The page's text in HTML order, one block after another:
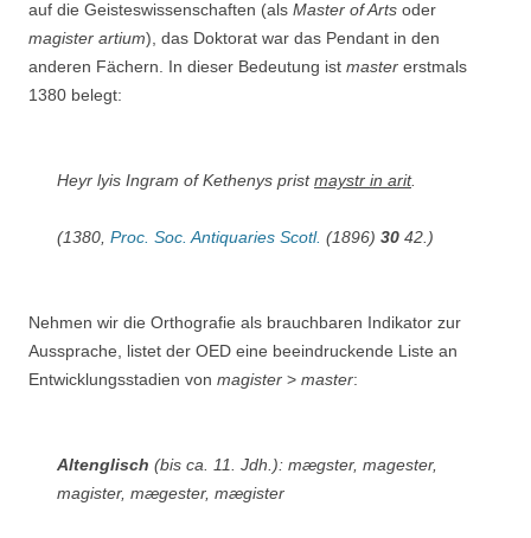
auf die Geisteswissenschaften (als Master of Arts oder
magister artium), das Doktorat war das Pendant in den
anderen Fächern. In dieser Bedeutung ist master erstmals
1380 belegt:
Heyr lyis Ingram of Kethenys pristmaystr in arit.
(1380, Proc. Soc. Antiquaries Scotl. (1896) 30 42.)
Nehmen wir die Orthografie als brauchbaren Indikator zur
Aussprache, listet der OED eine beeindruckende Liste an
Entwicklungsstadien von magister > master:
Altenglisch (bis ca. 11. Jdh.): mægster, magester,
magister, mægester, mægister